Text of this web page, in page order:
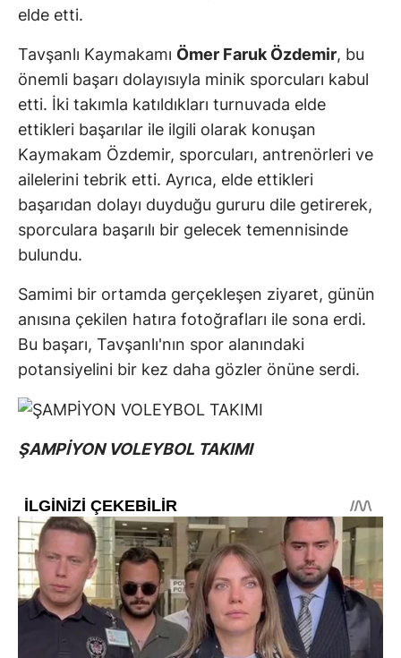
elde etti.
Tavşanlı Kaymakamı Ömer Faruk Özdemir, bu
önemli başarı dolayısıyla minik sporcuları kabul
etti. İki takımla katıldıkları turnuvada elde
ettikleri başarılar ile ilgili olarak konuşan
Kaymakam Özdemir, sporcuları, antrenörleri ve
ailelerini tebrik etti. Ayrıca, elde ettikleri
başarıdan dolayı duyduğu gururu dile getirerek,
sporculara başarılı bir gelecek temennisinde
bulundu.
Samimi bir ortamda gerçekleşen ziyaret, günün
anısına çekilen hatıra fotoğrafları ile sona erdi.
Bu başarı, Tavşanlı'nın spor alanındaki
potansiyelini bir kez daha gözler önüne serdi.
ŞAMPİYON VOLEYBOL TAKIMI